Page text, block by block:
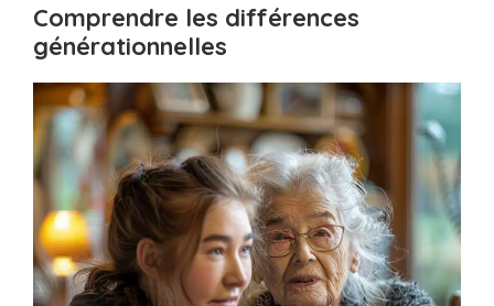
Comprendre les différences
générationnelles